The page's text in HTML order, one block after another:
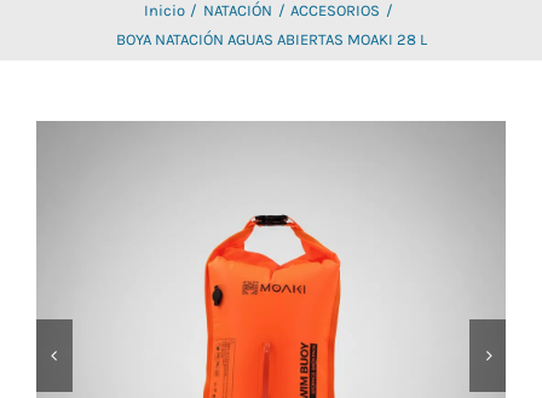
Inicio NATACIÓN
ACCESORIOS
BOYA NATACIÓN AGUAS ABIERTAS MOAKI 28 L